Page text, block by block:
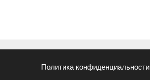
Политика конфиденциальности